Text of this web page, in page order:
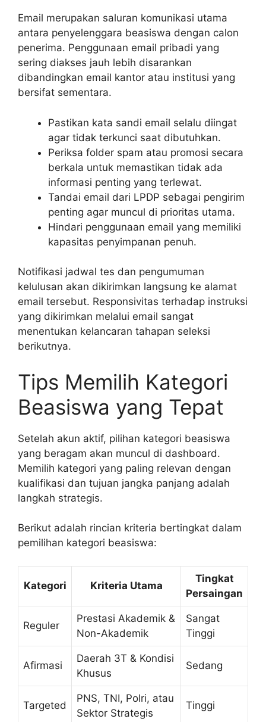
Email merupakan saluran komunikasi utama
antara penyelenggara beasiswa dengan calon
penerima. Penggunaan email pribadi yang
sering diakses jauh lebih disarankan
dibandingkan email kantor atau institusi yang
bersifat sementara.
Pastikan kata sandi email selalu diingat
agar tidak terkunci saat dibutuhkan.
Periksa folder spam atau promosi secara
berkala untuk memastikan tidak ada
informasi penting yang terlewat.
Tandai email dari LPDP sebagai pengirim
penting agar muncul di prioritas utama.
Hindari penggunaan email yang memiliki
kapasitas penyimpanan penuh.
Notifikasi jadwal tes dan pengumuman
kelulusan akan dikirimkan langsung ke alamat
email tersebut. Responsivitas terhadap instruksi
yang dikirimkan melalui email sangat
menentukan kelancaran tahapan seleksi
berikutnya.
Tips Memilih Kategori
Beasiswa yang Tepat
Setelah akun aktif, pilihan kategori beasiswa
yang beragam akan muncul di dashboard.
Memilih kategori yang paling relevan dengan
kualifikasi dan tujuan jangka panjang adalah
langkah strategis.
Berikut adalah rincian kriteria bertingkat dalam
pemilihan kategori beasiswa:
Kategori Kriteria Utama
Tingkat
Persaingan
Reguler
Prestasi Akademik &
Non-Akademik
Sangat
Tinggi
Afirmasi
Daerah 3T & Kondisi
Khusus
Sedang
Targeted
PNS, TNI, Polri, atau
Sektor Strategis
Tinggi